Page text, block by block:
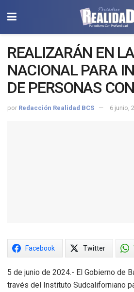
REALIZARÁN EN
NACIONAL PARA
DE PERSONAS CON
DISCAPACIDAD
por Redacción Realidad BCS 6 junio,
Facebook Twitter
5 de junio de 2024.- El Gobierno de
través del Instituto Sudcaliforniano